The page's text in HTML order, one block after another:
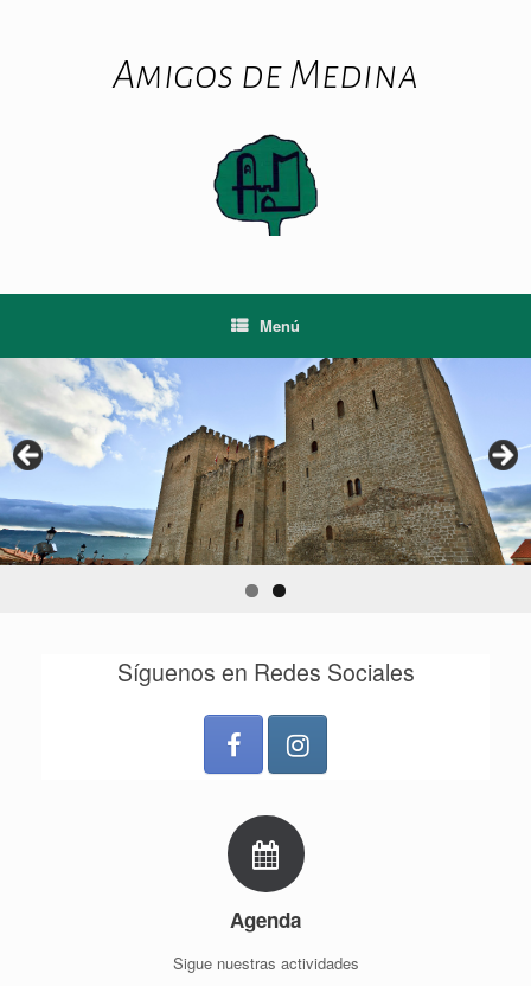
Amigos de Medina
Menú
Síguenos en Redes Sociales
Agenda
Sigue nuestras actividades